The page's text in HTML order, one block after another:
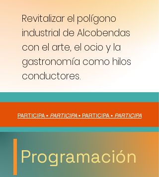
Revitalizar el polígono
industrial de Alcobendas
con el arte, el ocio y la
gastronomía como hilos
conductores.
PARTICIPA • PARTICIPA• PARTICIPA • PARTICIPA
Programación